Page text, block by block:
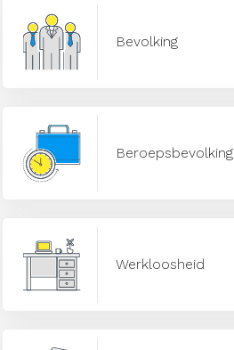
Bevolking
Beroepsbevolking
Werkloosheid